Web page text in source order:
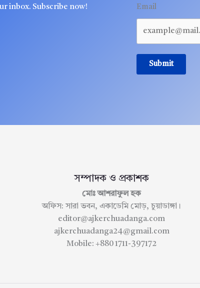
inbox. Subscribe now!
Email
Submit
সম্পাদক ও প্রকাশক
মোঃ আশরাফুল হক
অফিস: সারা ভবন, একাডেমি মোড়, চুয়াডাঙ্গা।
editor@ajkerchuadanga.com
ajkerchuadanga24@gmail.com
Mobile: +880 1711-397172